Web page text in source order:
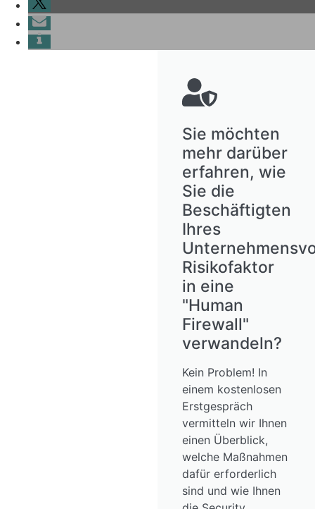
Sie möchten
mehr darüber
erfahren, wie
Sie die
Beschäftigten
Ihres
Risikofaktor
in eine
"Human
Firewall"
verwandeln?
Kein Problem! In
einem kostenlosen
Erstgespräch
vermitteln wir Ihnen
einen Überblick,
welche Maßnahmen
dafür erforderlich
sind und wie Ihnen